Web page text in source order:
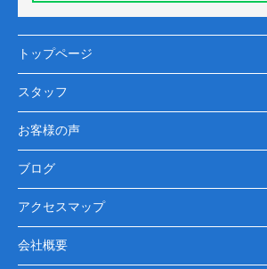
トップページ
スタッフ
お客様の声
ブログ
アクセスマップ
会社概要